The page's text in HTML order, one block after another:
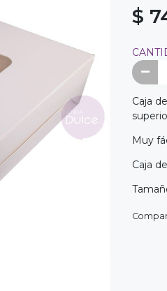
$
Caja
Muy
Caja